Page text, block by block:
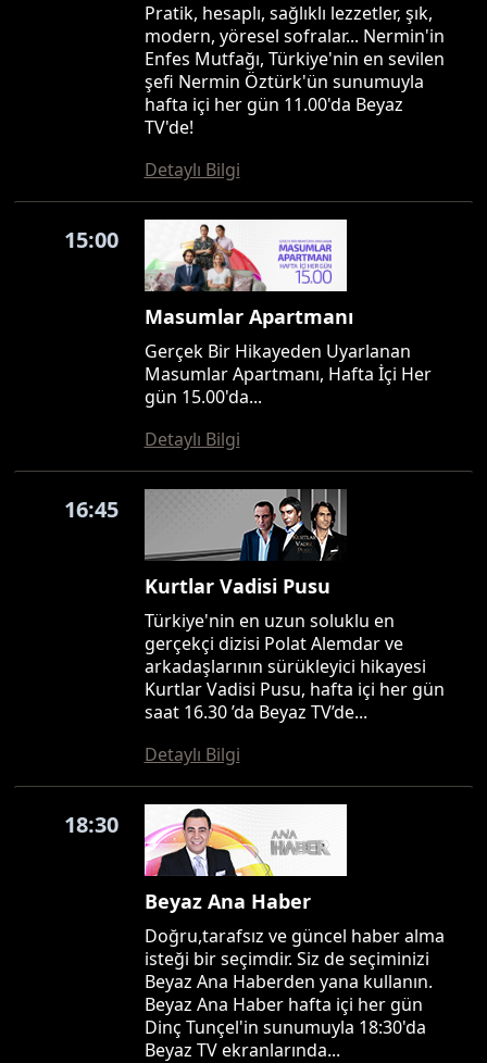
Pratik, hesaplı, sağlıklı lezzetler, şık,
modern, yöresel sofralar... Nermin'in
Enfes Mutfağı, Türkiye'nin en sevilen
şefi Nermin Öztürk'ün sunumuyla
hafta içi her gün 11.00'da Beyaz
TV'de!
Detaylı Bilgi
15:00
Masumlar Apartmanı
Gerçek Bir Hikayeden Uyarlanan
Masumlar Apartmanı, Hafta İçi Her
gün 15.00'da...
Detaylı Bilgi
16:45
Kurtlar Vadisi Pusu
Türkiye'nin en uzun soluklu en
gerçekçi dizisi Polat Alemdar ve
arkadaşlarının sürükleyici hikayesi
Kurtlar Vadisi Pusu, hafta içi her gün
saat 16.30 ’da Beyaz TV’de...
Detaylı Bilgi
18:30
Beyaz Ana Haber
Doğru,tarafsız ve güncel haber alma
isteği bir seçimdir. Siz de seçiminizi
Beyaz Ana Haberden yana kullanın.
Beyaz Ana Haber hafta içi her gün
Dinç Tunçel'in sunumuyla 18:30'da
Beyaz TV ekranlarında...